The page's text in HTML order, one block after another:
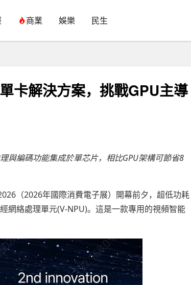
商業 娛樂 民生
卡解決方案，挑戰GPU主導
與編碼功能集成於單芯片，相比GPU架構可節省8
（2026年國際消費電子展）開幕前夕，超低功耗
網絡處理單元(V-NPU)。這是一款專用的視頻智能